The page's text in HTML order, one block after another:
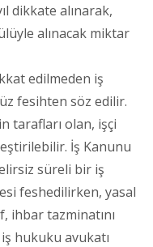
dikkate alınarak,
alınacak miktar
edilmeden iş
fesihten söz edilir.
tarafları olan, işçi
İş Kanunu
süreli bir iş
feshedilirken, yasal
ihbar tazminatını
hukuku avukatı